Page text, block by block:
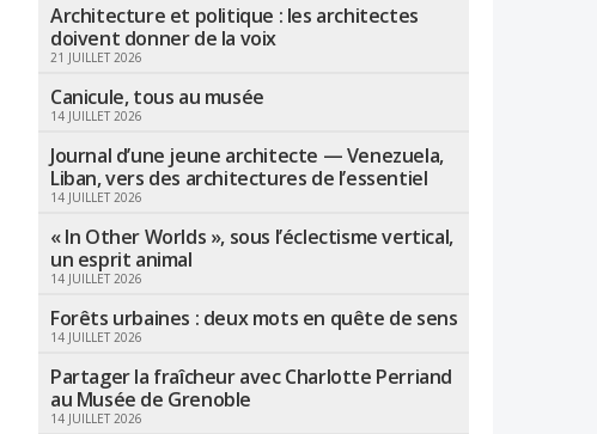
Architecture et politique : les architectes
doivent donner de la voix
21 JUILLET 2026
Canicule, tous au musée
14 JUILLET 2026
Journal d’une jeune architecte — Venezuela,
Liban, vers des architectures de l’essentiel
14 JUILLET 2026
« In Other Worlds », sous l’éclectisme vertical,
un esprit animal
14 JUILLET 2026
Forêts urbaines : deux mots en quête de sens
14 JUILLET 2026
Partager la fraîcheur avec Charlotte Perriand
au Musée de Grenoble
14 JUILLET 2026